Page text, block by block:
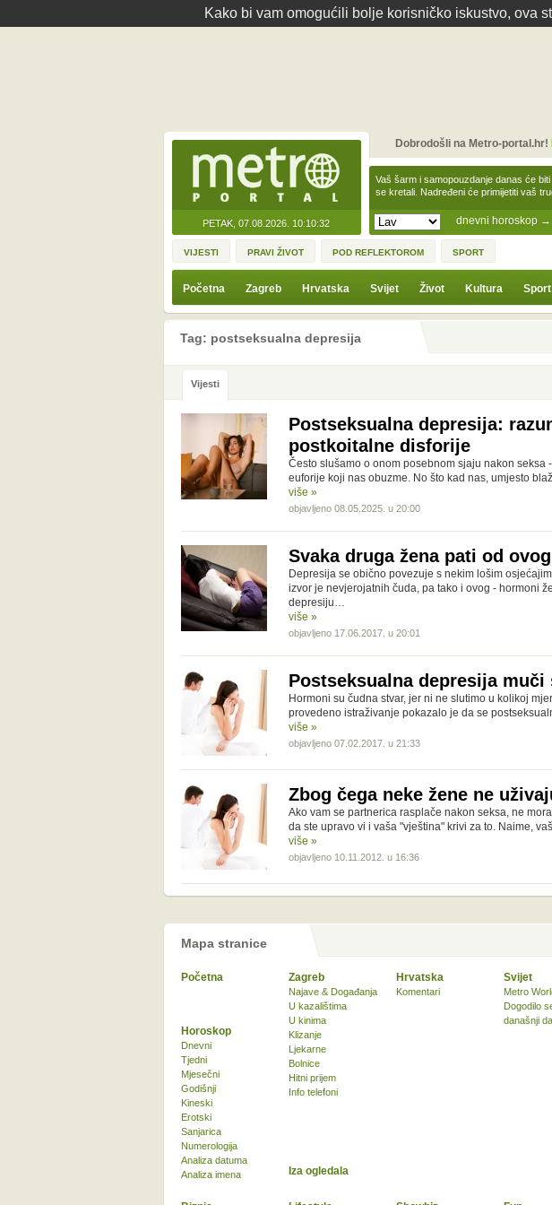
Kako bi vam omogućili bolje korisničko iskustvo, ova
PETAK, 07.08.2026. 10:10:32 dnevni horoskop →
Vaš šarm i samopouzdanje danas će
se kretali. Nadređeni će primijetiti vaš
Dobrodošli na Metro-portal.hr!
VIJESTI PRAVI ŽIVOT POD REFLEKTOROM SPORT
Početna Zagreb Hrvatska Svijet Život Kultura Sport
Tag: postseksualna depresija
Vijesti
Postseksualna depresija:
postkoitalne disforije
Često slušamo o onom posebnom sjaju nakon seksa
euforije koji nas obuzme. No što kad nas, umjesto
više »
objavljeno 08.05.2025. u 20:00
Svaka druga žena pati od
Depresija se obično povezuje s nekim lošim
izvor je nevjerojatnih čuda, pa tako i ovog - hormoni
depresiju…
više »
objavljeno 17.06.2017. u 20:01
Postseksualna depresija muči
Hormoni su čudna stvar, jer ni ne slutimo u kolikoj
provedeno istraživanje pokazalo je da se
više »
objavljeno 07.02.2017. u 21:33
Zbog čega neke žene ne
Ako vam se partnerica rasplače nakon seksa, ne
da ste upravo vi i vaša "vještina" krivi za to. Naime,
više »
objavljeno 10.11.2012. u 16:36
Mapa stranice
Početna Zagreb
Najave & Događanja
U kazalištima
U kinima
Klizanje
Ljekarne
Bolnice
Hitni prijem
Info telefoni
Hrvatska
Komentari
Svijet
Metro
Dogodilo
današnji
Horoskop
Dnevni
Tjedni
Mjesečni
Godišnji
Kineski
Erotski
Sanjarica
Numerologija
Analiza datuma
Analiza imena
Iza ogledala